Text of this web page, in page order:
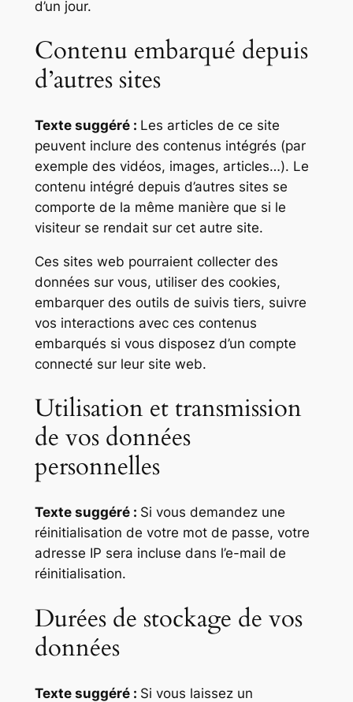
d’un jour.
Contenu embarqué depuis
d’autres sites
Texte suggéré : Les articles de ce site
peuvent inclure des contenus intégrés (par
exemple des vidéos, images, articles…). Le
contenu intégré depuis d’autres sites se
comporte de la même manière que si le
visiteur se rendait sur cet autre site.
Ces sites web pourraient collecter des
données sur vous, utiliser des cookies,
embarquer des outils de suivis tiers, suivre
vos interactions avec ces contenus
embarqués si vous disposez d’un compte
connecté sur leur site web.
Utilisation et transmission
de vos données
personnelles
Texte suggéré : Si vous demandez une
réinitialisation de votre mot de passe, votre
adresse IP sera incluse dans l’e-mail de
réinitialisation.
Durées de stockage de vos
données
Texte suggéré : Si vous laissez un